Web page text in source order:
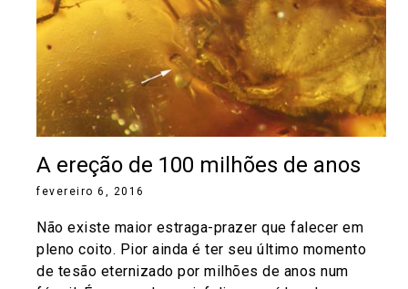
A ereção de 100 milhões de anos
fevereiro 6, 2016
Não existe maior estraga-prazer que falecer em
pleno coito. Pior ainda é ter seu último momento
de tesão eternizado por milhões de anos num